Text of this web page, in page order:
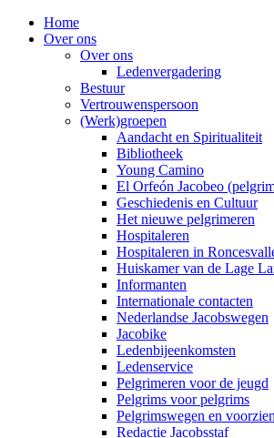
Home
Over ons
Over ons
Ledenvergadering
Bestuur
Vertrouwenspersoon
(Werk)groepen
Aandacht en Spiritualiteit
Bibliotheek
Young Camino
El Orfeón Jacobeo
Geschiedenis en Cultuur
Het nieuwe pelgrimeren
Hospitaleren
Hospitaleren in
Huiskamer van de Lage
Informanten
Internationale contacten
Nederlandse Jacobswegen
Jacobike
Ledenbijeenkomsten
Ledenservice
Pelgrimeren voor de jeugd
Pelgrims voor pelgrims
Pelgrimswegen en
Redactie Jacobsstaf